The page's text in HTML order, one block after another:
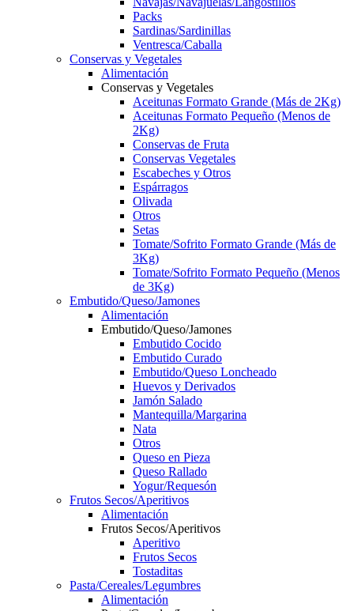
Packs
Sardinas/Sardinillas
Ventresca/Caballa
Conservas y Vegetales
Alimentación
Conservas y Vegetales
Aceitunas Formato Grande (Más de 2Kg)
Aceitunas Formato Pequeño (Menos de
2Kg)
Conservas de Fruta
Conservas Vegetales
Escabeches y Otros
Espárragos
Olivada
Otros
Setas
Tomate/Sofrito Formato Grande (Más de
3Kg)
Tomate/Sofrito Formato Pequeño (Menos
de 3Kg)
Embutido/Queso/Jamones
Alimentación
Embutido/Queso/Jamones
Embutido Cocido
Embutido Curado
Embutido/Queso Loncheado
Huevos y Derivados
Jamón Salado
Mantequilla/Margarina
Nata
Otros
Queso en Pieza
Queso Rallado
Yogur/Requesón
Frutos Secos/Aperitivos
Alimentación
Frutos Secos/Aperitivos
Aperitivo
Frutos Secos
Tostaditas
Pasta/Cereales/Legumbres
Alimentación